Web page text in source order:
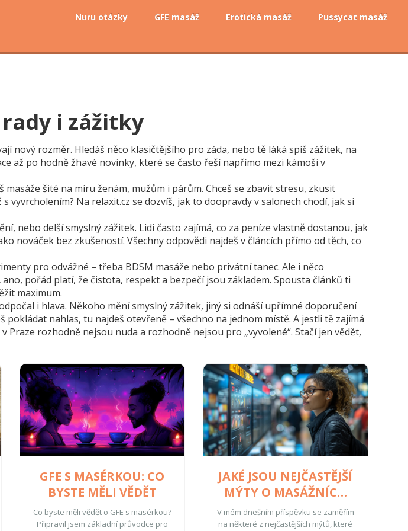
Nuru otázky GFE masáž Erotická masáž Pussycat masáž
i zážitky
nový rozměr. Hledáš něco klasičtějšího pro záda, nebo tě láká spíš zážitek, na
až po hodně žhavé novinky, které se často řeší napřímo mezi kámoši v
šité na míru ženám, mužům i párům. Chceš se zbavit stresu, zkusit
Na relaxit.cz se dozvíš, jak to doopravdy v salonech chodí, jak si
nebo delší smyslný zážitek. Lidi často zajímá, co za peníze vlastně dostanou, jak
nováček bez zkušeností. Všechny odpovědi najdeš v článcích přímo od těch, co
pro odvážné – třeba BDSM masáže nebo privátní tanec. Ale i něco
pořád platí, že čistota, respekt a bezpečí jsou základem. Spousta článků ti
maximum.
i hlava. Někoho mění smyslný zážitek, jiný si odnáší upřímné doporučení
nahlas, tu najdeš otevřeně – všechno na jednom místě. A jestli tě zajímá
rozhodně nejsou nuda a rozhodně nejsou pro „vyvolené“. Stačí jen vědět,
GFE S MASÉRKOU: CO
BYSTE MĚLI VĚDĚT
Co byste měli vědět o GFE s masérkou?
Připravil jsem základní průvodce pro
JAKÉ JSOU NEJČASTĚJŠÍ
MÝTY O MASÁŽNÍCH
EROTICKÝCH
STROJCÍCH
V mém dnešním příspěvku se zaměřím
na některé z nejčastějších mýtů, které